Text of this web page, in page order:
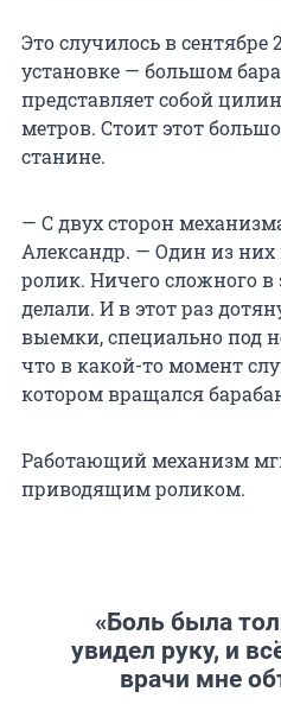
Это случилось в
установке — большом
представляет собой
метров. Стоит этот
станине.
— С двух сторон
Александр. — Один из них
ролик. Ничего сложного в
делали. И в этот раз
выемки, специально под
что в какой-то момент
котором вращался
Работающий механизм
приводящим роликом.
«Боль была
увидел руку, и
врачи мне